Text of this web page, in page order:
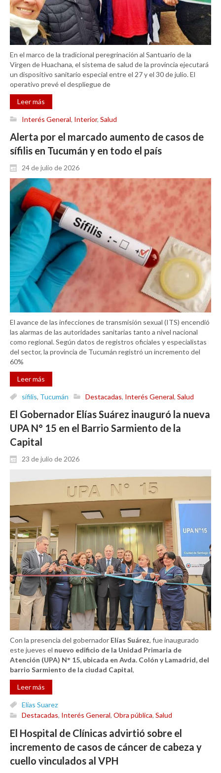
En el marco de la tradicional peregrinación al Santuario de la
Virgen de Huachana, el sistema de salud de la provincia ejecutará
un dispositivo sanitario especial entre el 27 y el 30 de julio. El
operativo prevé el despliegue de
Leer más
Interés General, Interior, Salud
Alerta por el marcado aumento de casos de
sífilis en Tucumán y en todo el país
24 de julio de 2026
El avance de las infecciones de transmisión sexual (ITS) encendió
las alarmas de las autoridades sanitarias tanto a nivel nacional
como regional. Según datos de registros oficiales y especialistas
del sector, la provincia de Tucumán registró un incremento del
60%
Leer más
sífilis, Tucumán Destacadas, Interés General, Salud
El Gobernador Elías Suárez inauguró la nueva
UPA N° 15 en el Barrio Sarmiento de la
Capital
23 de julio de 2026
Con la presencia del gobernador Elías Suárez, fue inaugurado
este jueves el nuevo edificio de la Unidad Primaria de
Atención (UPA) N° 15, ubicada en Avda. Colón y Lamadrid, del
barrio Sarmiento de la ciudad Capital,
Leer más
Elías Suarez
Destacadas, Interés General, Obra pública, Salud
El Hospital de Clínicas advirtió sobre el
incremento de casos de cáncer de cabeza y
cuello vinculados al VPH